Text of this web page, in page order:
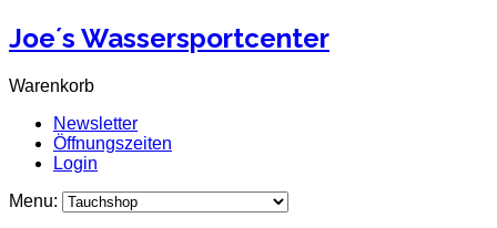
Joe´s Wassersportcenter
Warenkorb
Newsletter
Öffnungszeiten
Login
Menu: